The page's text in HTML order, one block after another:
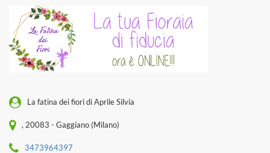
La fatina dei fiori di Aprile Silvia
, 20083 - Gaggiano (Milano)
3473964397